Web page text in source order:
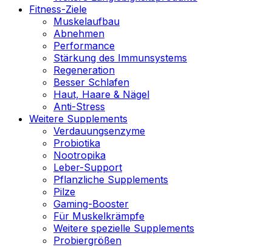
Fitness-Ziele
Muskelaufbau
Abnehmen
Performance
Stärkung des Immunsystems
Regeneration
Besser Schlafen
Haut, Haare & Nägel
Anti-Stress
Weitere Supplements
Verdauungsenzyme
Probiotika
Nootropika
Leber-Support
Pflanzliche Supplements
Pilze
Gaming-Booster
Für Muskelkrämpfe
Weitere spezielle Supplements
Probiergrößen